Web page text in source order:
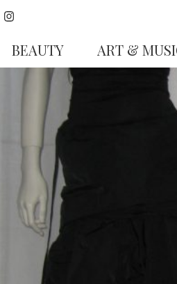
BEAUTY ART &